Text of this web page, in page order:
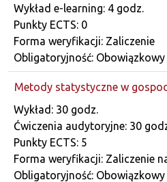
Dane przedmiotu
Wykład e-learning: 4 godz.
Punkty ECTS: 0
Forma weryfikacji: Zaliczenie
Obligatoryjność: Obowiązkowy
Metody statystyczne w
Dane przedmiotu
Wykład: 30 godz.
Ćwiczenia audytoryjne: 30
Punkty ECTS: 5
Forma weryfikacji: Zaliczenie
Obligatoryjność: Obowiązkowy